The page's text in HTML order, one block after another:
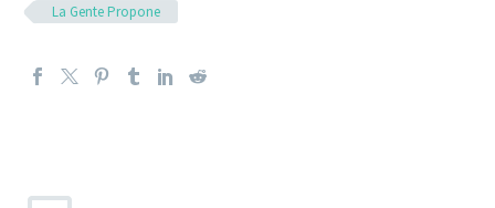
La Gente Propone